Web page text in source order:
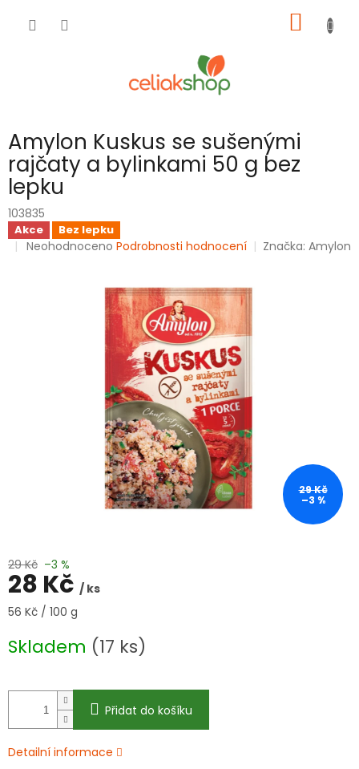
KOŠÍK
Amylon Kuskus se sušenými
rajčaty a bylinkami 50 g bez
lepku
103835
Akce Bez lepku
Průměrné
Neohodnoceno Podrobnosti hodnocení Značka: Amylon
29 Kč
–3 %
29 Kč –3 %
28 Kč / ks
Měrná
56 Kč / 100 g
Skladem (17 ks)
Přidat do košíku
Detailní informace